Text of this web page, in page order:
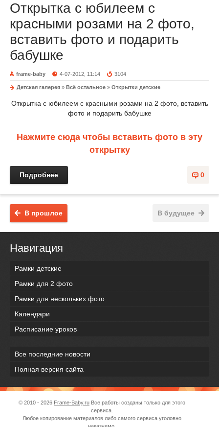
Открытка с юбилеем с
красными розами на 2 фото,
вставить фото и подарить
бабушке
frame-baby 4-07-2012, 11:14 3104
Детская галерея » Всё остальное » Открытки детские
Открытка с юбилеем с красными розами на 2 фото, вставить
фото и подарить бабушке
Нажмите сюда чтобы вставить фото в эту
открытку
0
Подробнее
В будущее
В прошлое
Навигация
Рамки детские
Рамки для 2 фото
Рамки для нескольких фото
Календари
Расписание уроков
Все последние новости
Полная версия сайта
© 2010 - 2026 Frame-Baby.ru Все работы созданы только для этого
сервиса.
Любое копирование материалов либо самого сервиса уголовно